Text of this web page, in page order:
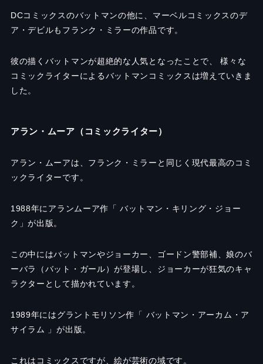
DCコミックスのバットマンの他に、マーベルコミックスのデ
ア・デビルもフランク・ミラーの作品です。
彼の描くバットマンが超絶的な人気となったことで、 様々な
コミックライターによるバットマンコミックスは増えていきま
した。
アラン・ムーア（コミックライター）
アラン・ムーアは、フランク・ミラーと同じく現代最高のコミ
ックライターです。
1988年にアランムーア作「 バットマン・キリング・ジョー
ク」が出版。
この中にはバットマンやジョーカー、ゴードン警部補、娘のバ
ーバラ（バット・ガール）が登場し、ジョーカーが狂気のキャ
ラクターとして描かれています。
1989年にはグラントモリソン作「 バットマン・アーカム・ア
サイラム 」が出版。
これはコミックスですが、絵が芸術の域です。